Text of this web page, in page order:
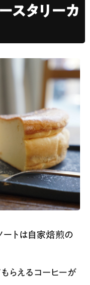
スタリーカ
ートは自家焙煎の
らえるコーヒーが